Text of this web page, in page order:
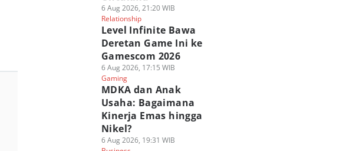
6 Aug 2026, 21:20 WIB
Relationship
Level Infinite Bawa
Deretan Game Ini ke
Gamescom 2026
6 Aug 2026, 17:15 WIB
Gaming
MDKA dan Anak
Usaha: Bagaimana
Kinerja Emas hingga
Nikel?
6 Aug 2026, 19:31 WIB